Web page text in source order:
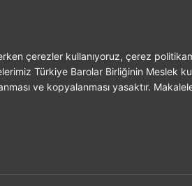
çerezler kullanıyoruz, çerez
Türkiye Barolar Birliğinin Meslek
ve kopyalanması yasaktır.